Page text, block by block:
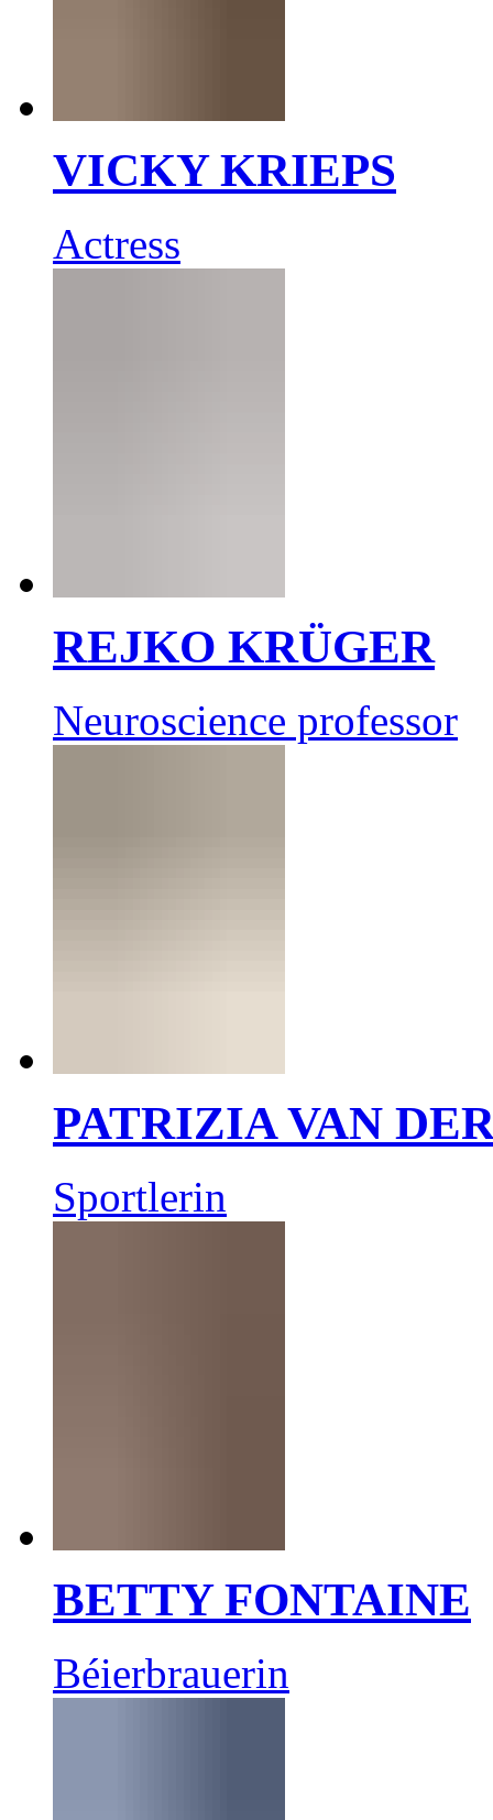
VICKY KRIEPS
Actress
REJKO KRÜGER
Neuroscience professor
PATRIZIA VAN
Sportlerin
BETTY FONTAINE
Béierbrauerin